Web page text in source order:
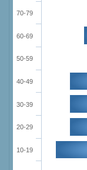
10-19
20-29
30-39
40-49
50-59
60-69
70-79